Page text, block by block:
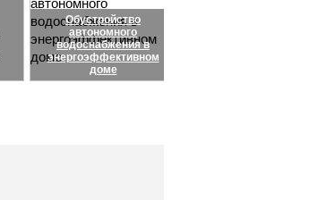
Обустройство
автономного
водоснабжения в
энергоэффективном
доме